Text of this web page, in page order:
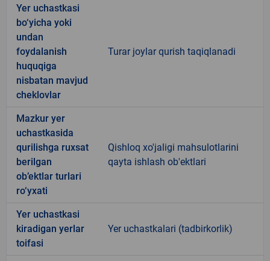
Yer uchastkasi
bo‘yicha yoki
undan
foydalanish
huquqiga
nisbatan mavjud
cheklovlar
Turar joylar qurish taqiqlanadi
Mazkur yer
uchastkasida
qurilishga ruxsat
berilgan
ob’ektlar turlari
ro‘yxati
Qishloq xo'jaligi mahsulotlarini
qayta ishlash ob'ektlari
Yer uchastkasi
kiradigan yerlar
toifasi
Yer uchastkalari (tadbirkorlik)